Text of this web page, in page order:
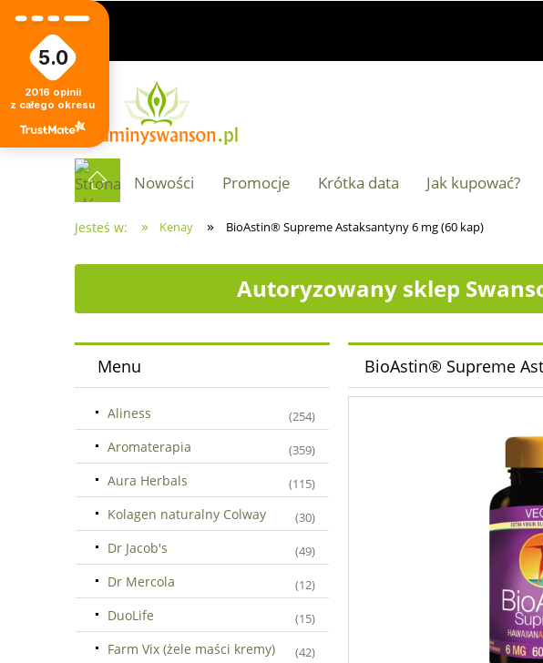
Nowości Promocje Krótka data Jak kupować?
Jesteś w: » Kenay » BioAstin® Supreme Astaksantyny 6 mg (60 kap)
Autoryzowany sklep
Menu
Aliness (254)
Aromaterapia (359)
Aura Herbals (115)
Kolagen naturalny Colway (30)
Dr Jacob's (49)
Dr Mercola (12)
DuoLife (15)
Farm Vix (żele maści kremy) (42)
BioAstin® Supreme
5.0
2016 opinii
z całego okresu